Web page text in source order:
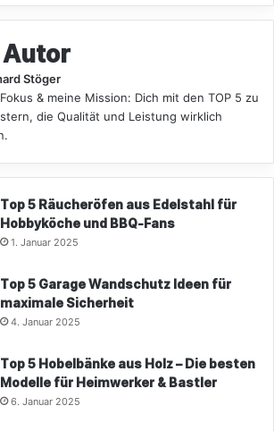
Stöger
& meine Mission: Dich mit den TOP 5 zu
die Qualität und Leistung wirklich
Top 5 Räucheröfen aus Edelstahl für
Hobbyköche und BBQ-Fans
1. Januar 2025
Top 5 Garage Wandschutz Ideen für
maximale Sicherheit
4. Januar 2025
Top 5 Hobelbänke aus Holz – Die besten
Modelle für Heimwerker & Bastler
6. Januar 2025